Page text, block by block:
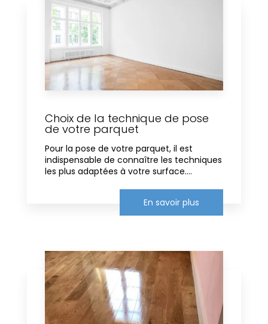
Choix de la technique de pose
de votre parquet
Pour la pose de votre parquet, il est
indispensable de connaître les techniques
les plus adaptées à votre surface....
En savoir plus